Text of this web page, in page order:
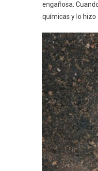
engañosa.
químicas y lo